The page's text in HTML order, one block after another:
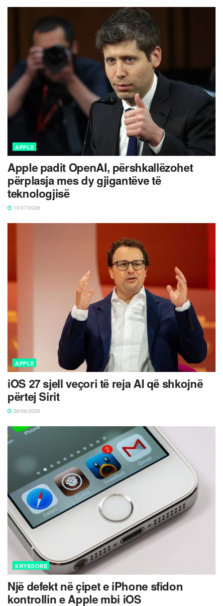
APPLE
Apple padit OpenAI, përshkallëzohet
përplasja mes dy gjigantëve të
teknologjisë
13/07/2026
APPLE
iOS 27 sjell veçori të reja AI që shkojnë
përtej Sirit
26/06/2026
KRYESORE
Një defekt në çipet e iPhone sfidon
kontrollin e Apple mbi iOS